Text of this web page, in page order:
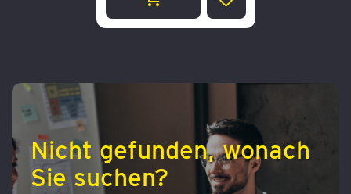
ZUR
Nicht gefunden, wonach
Sie suchen?